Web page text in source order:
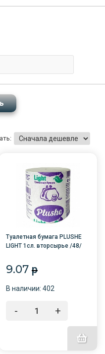
Туалетная бумага PLUSHE
LIGHT 1сл. вторсырье /48/
9.07p
В наличии: 402
- +